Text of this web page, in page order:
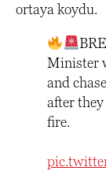
ortaya koydu.
Minister
and
after
fire.